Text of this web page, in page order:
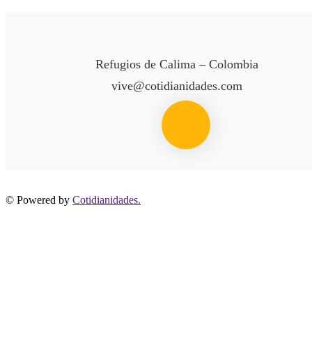
Refugios de Calima – Colombia
vive@cotidianidades.com
© Powered by Cotidianidades.